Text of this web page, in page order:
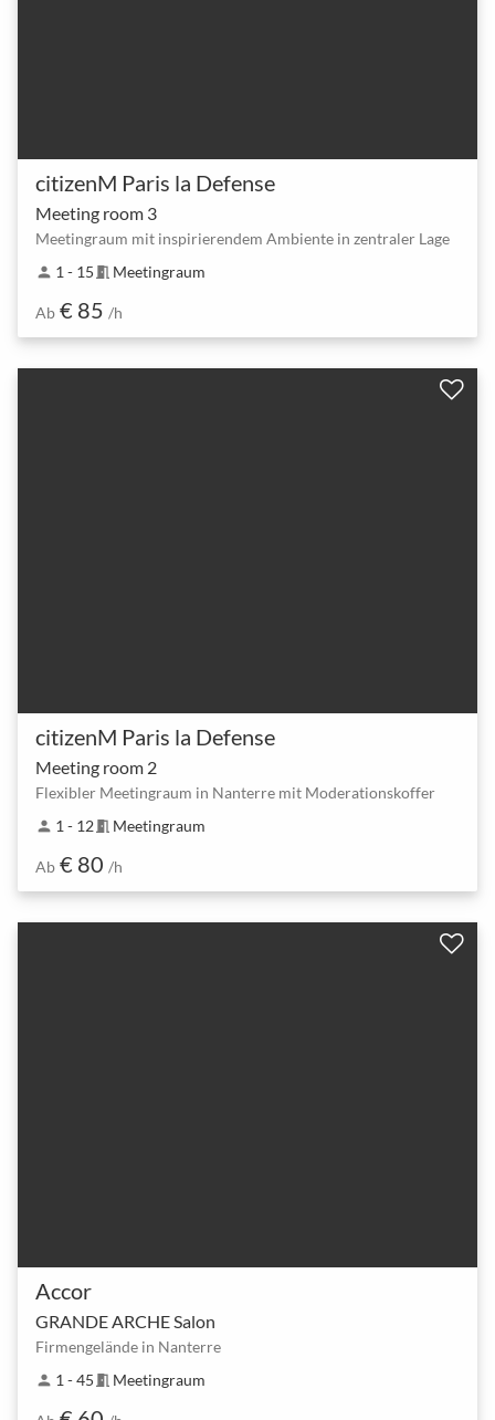
citizenM Paris la Defense
Meeting room 3
Meetingraum mit inspirierendem Ambiente in zentraler Lage
person 1 - 15 meeting_room Meetingraum
Ab € 85 /h
citizenM Paris la Defense
Meeting room 2
Flexibler Meetingraum in Nanterre mit Moderationskoffer
person 1 - 12meeting_room Meetingraum
Ab € 80 /h
Accor
GRANDE ARCHE Salon
Firmengelände in Nanterre
person 1 - 45 meeting_room Meetingraum